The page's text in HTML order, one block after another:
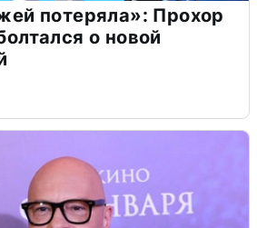
потеряла»: Прохор
о новой